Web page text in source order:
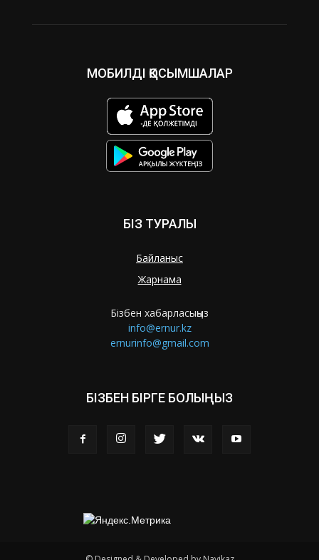
МОБИЛДІ ҚОСЫМШАЛАР
БІЗ ТУРАЛЫ
Байланыс
Жарнама
Бізбен хабарласыңыз
info@ernur.kz
ernurinfo@gmail.com
БІЗБЕН БІРГЕ БОЛЫҢЫЗ